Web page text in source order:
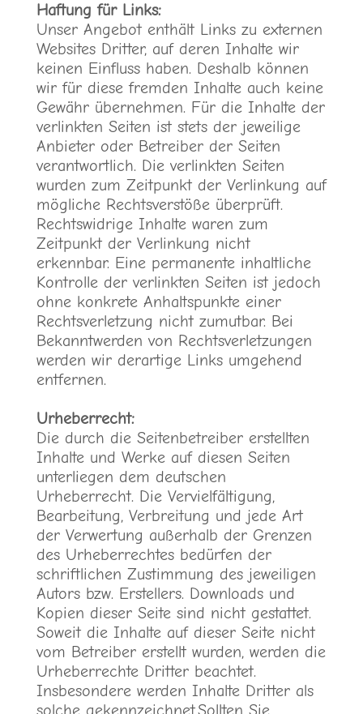
Haftung für Links:
Unser Angebot enthält Links zu externen
Websites Dritter, auf deren Inhalte wir
keinen Einfluss haben. Deshalb können
wir für diese fremden Inhalte auch keine
Gewähr übernehmen. Für die Inhalte der
verlinkten Seiten ist stets der jeweilige
Anbieter oder Betreiber der Seiten
verantwortlich. Die verlinkten Seiten
wurden zum Zeitpunkt der Verlinkung auf
mögliche Rechtsverstöße überprüft.
Rechtswidrige Inhalte waren zum
Zeitpunkt der Verlinkung nicht
erkennbar. Eine permanente inhaltliche
Kontrolle der verlinkten Seiten ist jedoch
ohne konkrete Anhaltspunkte einer
Rechtsverletzung nicht zumutbar. Bei
Bekanntwerden von Rechtsverletzungen
werden wir derartige Links umgehend
entfernen.
Urheberrecht:
Die durch die Seitenbetreiber erstellten
Inhalte und Werke auf diesen Seiten
unterliegen dem deutschen
Urheberrecht. Die Vervielfältigung,
Bearbeitung, Verbreitung und jede Art
der Verwertung außerhalb der Grenzen
des Urheberrechtes bedürfen der
schriftlichen Zustimmung des jeweiligen
Autors bzw. Erstellers. Downloads und
Kopien dieser Seite sind nicht gestattet.
Soweit die Inhalte auf dieser Seite nicht
vom Betreiber erstellt wurden, werden die
Urheberrechte Dritter beachtet.
Insbesondere werden Inhalte Dritter als